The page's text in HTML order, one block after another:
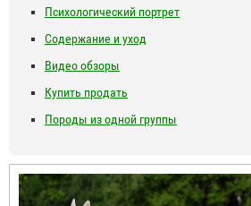
Психологический портрет
Содержание и уход
Видео обзоры
Купить продать
Породы из одной группы